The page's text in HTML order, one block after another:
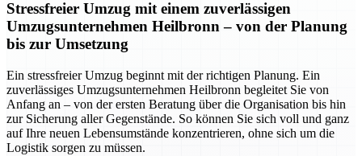
Stressfreier Umzug mit einem zuverlässigen
Umzugsunternehmen Heilbronn – von der Planung
bis zur Umsetzung
Ein stressfreier Umzug beginnt mit der richtigen Planung. Ein
zuverlässiges Umzugsunternehmen Heilbronn begleitet Sie von
Anfang an – von der ersten Beratung über die Organisation bis hin
zur Sicherung aller Gegenstände. So können Sie sich voll und ganz
auf Ihre neuen Lebensumstände konzentrieren, ohne sich um die
Logistik sorgen zu müssen.